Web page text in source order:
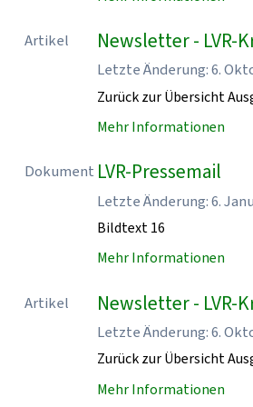
Artikel Newsletter - LVR-
Letzte Änderung: 6.
Zurück zur Übersicht
Mehr Informationen
Dokument LVR-Pressemail
Letzte Änderung: 6.
Bildtext 16
Mehr Informationen
Artikel Newsletter - LVR-
Letzte Änderung: 6.
Zurück zur Übersicht
Mehr Informationen